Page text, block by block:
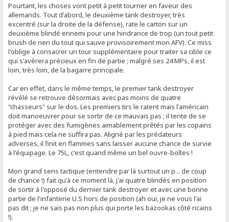
Pourtant, les choses vont petit à petit tourner en faveur des
allemands. Tout d'abord, le deuxième tank destroyer, très
excentré (sur la droite de la défense), rate le carton sur un
deuxième blindé ennemi pour une hindrance de trop (un tout petit
brush de rien du tout qui sauve provisoirement mon AFV). Ce miss
l'oblige à consacrer un tour supplémentaire pour traiter sa cible ce
qui s'avèrera précieux en fin de partie ; malgré ses 24 MPs, il est
loin, très loin, de la bagarre principale.
Car en effet, dans le même temps, le premier tank destroyer
révélé se retrouve désormais avec pas moins de quatre
"chasseurs" sur le dos. Les premiers tirs le ratent mais l'américain
doit manoeuvrer pour se sortir de ce mauvais pas ; il tente de se
protéger avec des fumigènes aimablement prêtés par les copains
à pied mais cela ne suffira pas. Aligné par les prédateurs
adverses, il finit en flammes sans laisser aucune chance de survie
à l'équipage. Le 75L, c'est quand même un bel ouvre-boîtes !
Mon grand sens tactique (entendre par là surtout un p... de coup
de chance !) fait qu'à ce moment là, j'ai quatre blindés en position
de sortir à l'opposé du dernier tank destroyer et avec une bonne
partie de l'infanterie U.S hors de position (ah oui, je ne vous l'ai
pas dit ; je ne sais pas non plus qui porte les bazookas côté ricains
!).